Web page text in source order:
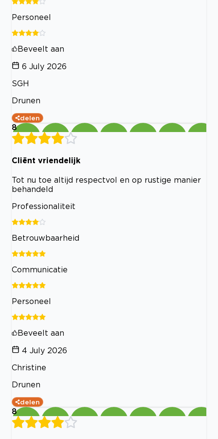
Personeel
Beveelt aan
6 July 2026
SGH
Drunen
delen
8
Cliënt vriendelijk
Tot nu toe altijd respectvol en op rustige manier
behandeld
Professionaliteit
Betrouwbaarheid
Communicatie
Personeel
Beveelt aan
4 July 2026
Christine
Drunen
delen
8